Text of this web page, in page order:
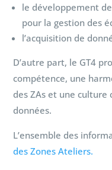
le développement
pour la gestion des
l’acquisition de
D’autre part, le GT4
compétence, une
des ZAs et une culture
données.
L’ensemble des
des Zones Ateliers.